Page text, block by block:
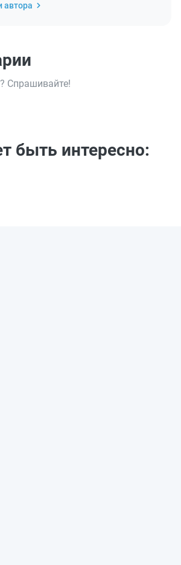
автора
Спрашивайте!
быть интересно: